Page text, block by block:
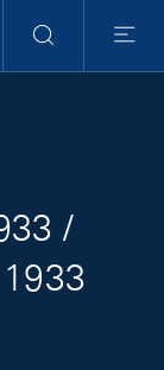
Ricerca
Menu
/